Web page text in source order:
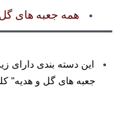
همه جعبه های
این دسته بندی دارای
جعبه های گل و هدیه"